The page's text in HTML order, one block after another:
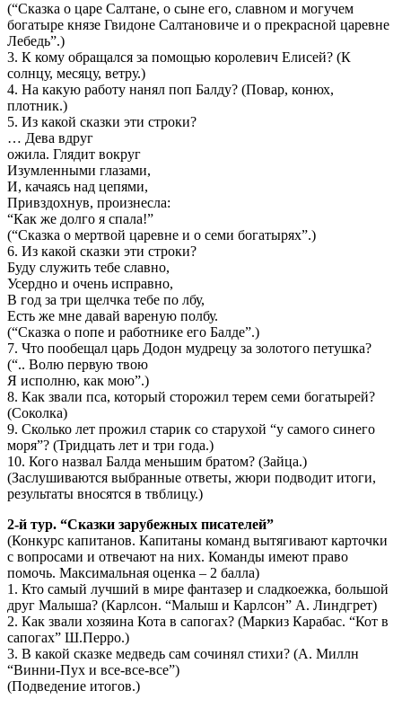
(“Сказка о царе Салтане, о сыне его, славном и могучем
богатыре князе Гвидоне Салтановиче и о прекрасной царевне
Лебедь”.)
3. К кому обращался за помощью королевич Елисей? (К
солнцу, месяцу, ветру.)
4. На какую работу нанял поп Балду? (Повар, конюх,
плотник.)
5. Из какой сказки эти строки?
… Дева вдруг
ожила. Глядит вокруг
Изумленными глазами,
И, качаясь над цепями,
Привздохнув, произнесла:
“Как же долго я спала!”
(“Сказка о мертвой царевне и о семи богатырях”.)
6. Из какой сказки эти строки?
Буду служить тебе славно,
Усердно и очень исправно,
В год за три щелчка тебе по лбу,
Есть же мне давай вареную полбу.
(“Сказка о попе и работнике его Балде”.)
7. Что пообещал царь Додон мудрецу за золотого петушка?
(“.. Волю первую твою
Я исполню, как мою”.)
8. Как звали пса, который сторожил терем семи богатырей?
(Соколка)
9. Сколько лет прожил старик со старухой “у самого синего
моря”? (Тридцать лет и три года.)
10. Кого назвал Балда меньшим братом? (Зайца.)
(Заслушиваются выбранные ответы, жюри подводит итоги,
результаты вносятся в твблицу.)
2-й тур. “Сказки зарубежных писателей”
(Конкурс капитанов. Капитаны команд вытягивают карточки
с вопросами и отвечают на них. Команды имеют право
помочь. Максимальная оценка – 2 балла)
1. Кто самый лучший в мире фантазер и сладкоежка, большой
друг Малыша? (Карлсон. “Малыш и Карлсон” А. Линдгрет)
2. Как звали хозяина Кота в сапогах? (Маркиз Карабас. “Кот в
сапогах” Ш.Перро.)
3. В какой сказке медведь сам сочинял стихи? (А. Миллн
“Винни-Пух и все-все-все”)
(Подведение итогов.)